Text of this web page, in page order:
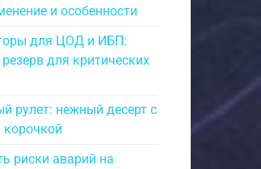
и особенности
для ЦОД и ИБП:
для критических
рулет: нежный десерт с
корочкой
риски аварий на